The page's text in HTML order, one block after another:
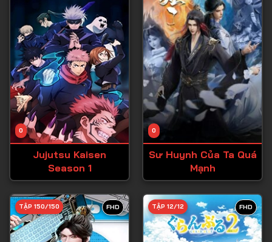
Tập 9
Tập 10
Tập 11
Tập 12
Tập 13
Tập 14
Tập 15
Tập 17
Tập 18
Tập 19
0
Jujutsu Kaisen
Season 1
0
Sư Huynh Của Ta Quá
Mạnh
FHD
TẬP 150/150 FHD
TẬP 12/12